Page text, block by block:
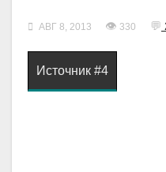
АВГ 8, 2013 👁 330 💬
Источник #4